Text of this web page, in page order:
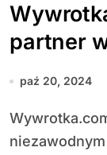
partner
co
paź 20, 2024
Wywrotka.com to portal, który stał się